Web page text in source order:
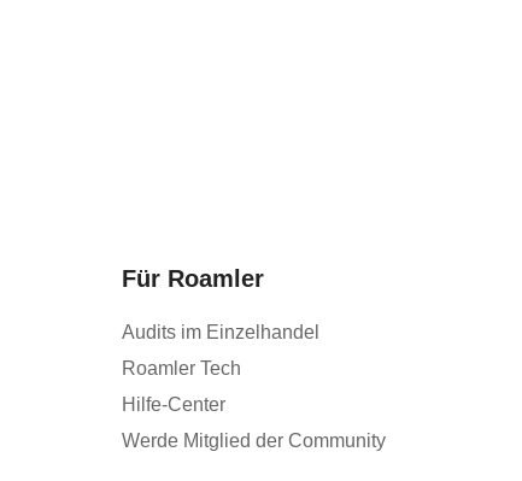
Für Roamler
Audits im Einzelhandel
Roamler Tech
Hilfe-Center
Werde Mitglied der Community